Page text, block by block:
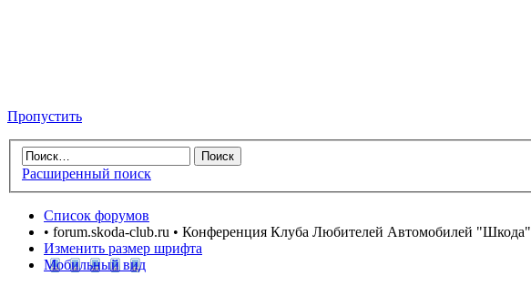
Пропустить
Расширенный поиск
Список форумов
• forum.skoda-club.ru • Конференция Клуба Любителей Автомобилей "Шкода"
Изменить размер шрифта
Мобильный вид